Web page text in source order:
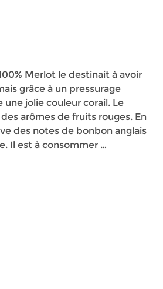
Merlot le destinait à avoir
grâce à un pressurage
jolie couleur corail. Le
arômes de fruits rouges. En
des notes de bonbon anglais
Il est à consommer …